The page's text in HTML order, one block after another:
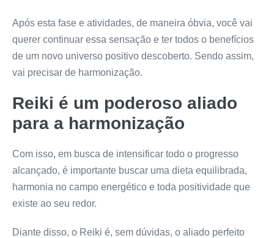
Após esta fase e atividades, de maneira óbvia, você vai
querer continuar essa sensação e ter todos o benefícios
de um novo universo positivo descoberto. Sendo assim,
vai precisar de harmonização.
Reiki é um poderoso aliado
para a harmonização
Com isso, em busca de intensificar todo o progresso
alcançado, é importante buscar uma dieta equilibrada,
harmonia no campo energético e toda positividade que
existe ao seu redor.
Diante disso, o Reiki é, sem dúvidas, o aliado perfeito